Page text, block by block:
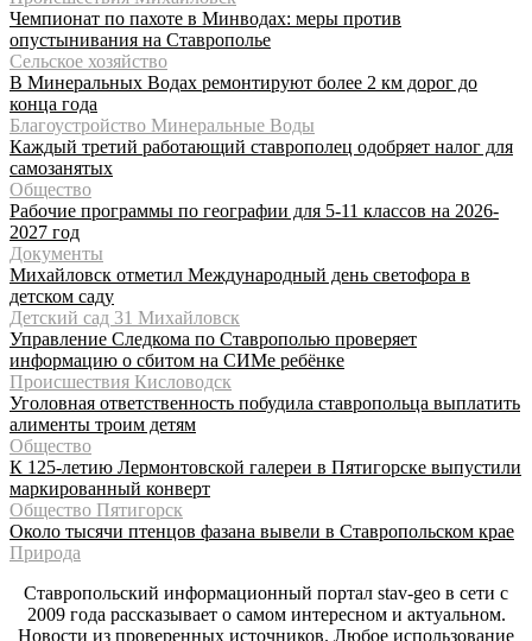
Чемпионат по пахоте в Минводах: меры против
опустынивания на Ставрополье
Сельское хозяйство
В Минеральных Водах ремонтируют более 2 км дорог до
конца года
Благоустройство Минеральные Воды
Каждый третий работающий ставрополец одобряет налог для
самозанятых
Общество
Рабочие программы по географии для 5-11 классов на 2026-
2027 год
Документы
Михайловск отметил Международный день светофора в
детском саду
Детский сад 31 Михайловск
Управление Следкома по Ставрополью проверяет
информацию о сбитом на СИМе ребёнке
Происшествия Кисловодск
Уголовная ответственность побудила ставропольца выплатить
алименты троим детям
Общество
К 125-летию Лермонтовской галереи в Пятигорске выпустили
маркированный конверт
Общество Пятигорск
Около тысячи птенцов фазана вывели в Ставропольском крае
Природа
Ставропольский информационный портал stav-geo в сети с
2009 года рассказывает о самом интересном и актуальном.
Новости из проверенных источников. Любое использование